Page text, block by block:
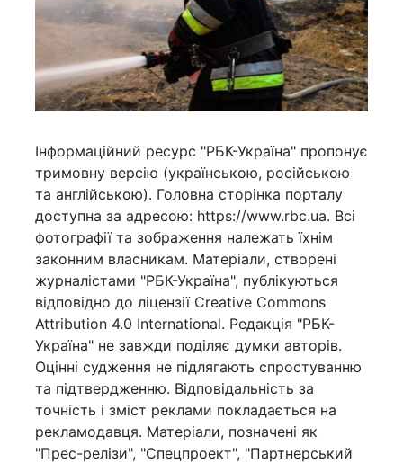
Інформаційний ресурс "РБК-Україна" пропонує
тримовну версію (українською, російською
та англійською). Головна сторінка порталу
доступна за адресою: https://www.rbc.ua. Всі
фотографії та зображення належать їхнім
законним власникам. Матеріали, створені
журналістами "РБК-Україна", публікуються
відповідно до ліцензії Creative Commons
Attribution 4.0 International. Редакція "РБК-
Україна" не завжди поділяє думки авторів.
Оцінні судження не підлягають спростуванню
та підтвердженню. Відповідальність за
точність і зміст реклами покладається на
рекламодавця. Матеріали, позначені як
"Прес-релізи", "Спецпроект", "Партнерський